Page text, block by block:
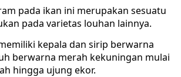
pada ikan ini merupakan sesuatu
pada varietas louhan lainnya.
kepala dan sirip berwarna
berwarna merah kekuningan mulai
hingga ujung ekor.